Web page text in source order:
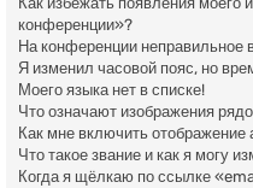
конференции»?
На конференции неправильное
Я изменил часовой пояс, но
Моего языка нет в списке!
Что означают изображения
Как мне включить отображение
Что такое звание и как я могу
Когда я щёлкаю по ссылке